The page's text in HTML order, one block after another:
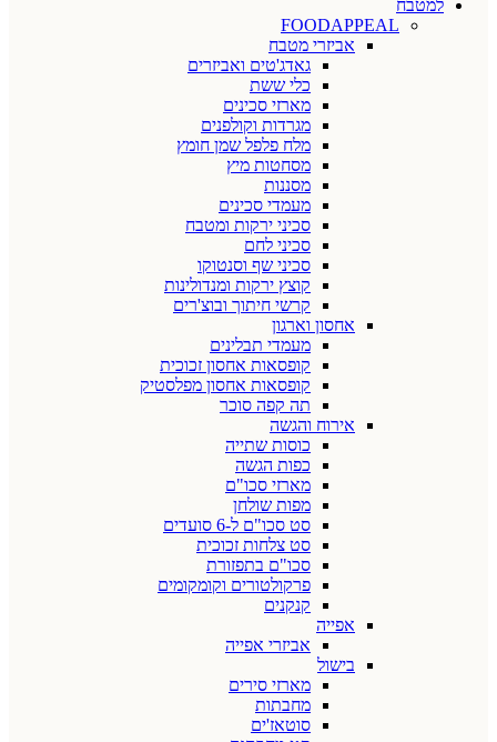
למטבח
FOODAPPEAL
אביזרי מטבח
גאדג'טים ואביזרים
כלי ששת
מארזי סכינים
מגרדות וקולפנים
מלח פלפל שמן חומץ
מסחטות מיץ
מסננות
מעמדי סכינים
סכיני ירקות ומטבח
סכיני לחם
סכיני שף וסנטוקו
קוצץ ירקות ומנדולינות
קרשי חיתוך ובוצ'רים
אחסון וארגון
מעמדי תבלינים
קופסאות אחסון זכוכית
קופסאות אחסון מפלסטיק
תה קפה סוכר
אירוח והגשה
כוסות שתייה
כפות הגשה
מארזי סכו"ם
מפות שולחן
סט סכו"ם ל-6 סועדים
סט צלחות זכוכית
סכו"ם בתפזורת
פרקולטורים וקומקומים
קנקנים
אפייה
אביזרי אפייה
בישול
מארזי סירים
מחבתות
סוטאז'ים